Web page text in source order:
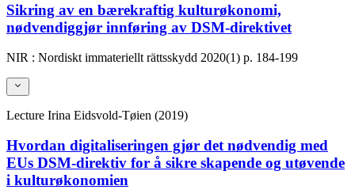
Sikring av en bærekraftig kulturøkonomi,
nødvendiggjør innføring av DSM-direktivet
NIR : Nordiskt immateriellt rättsskydd 2020(1) p. 184-199
Lecture Irina Eidsvold-Tøien (2019)
Hvordan digitaliseringen gjør det nødvendig med
EUs DSM-direktiv for å sikre skapende og utøvende
i kulturøkonomien